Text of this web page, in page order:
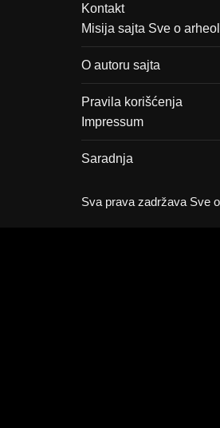
Kontakt
Misija sajta Sve o
O autoru sajta
Pravila korišćenja
Impressum
Saradnja
Sva prava zadržava Sve